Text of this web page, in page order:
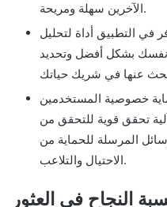
الآخرين سهلة ومريحة.
في التطبيق أداة لتحليل
بشكل أفضل وتحديد
خصوصية المستخدمين
تحقق قوية للتحقق من
المرسلة للحماية من
الاحتيال والتلاعب.
النجاح في العثور